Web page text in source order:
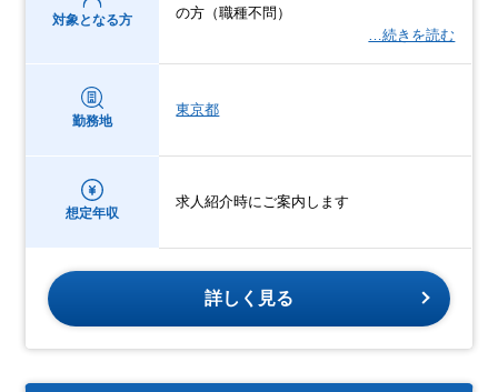
対象となる方
の方（職種不問）
…続きを読む
勤務地
東京都
想定年収
求人紹介時にご案内します
詳しく見る